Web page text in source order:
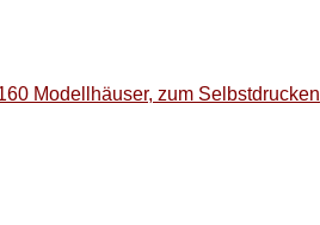
Modellhäuser, zum Selbstdrucken